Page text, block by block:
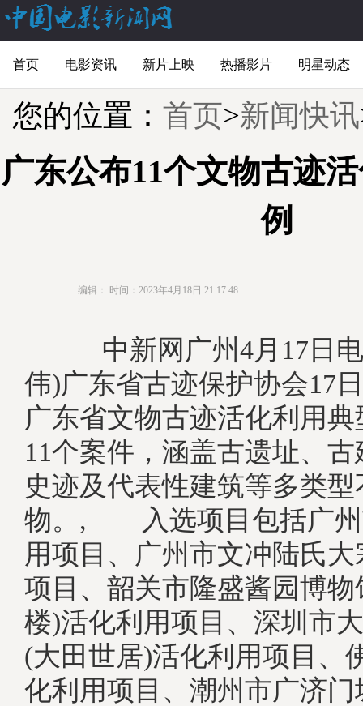
首页 电影资讯 新片上映 热播影片 明星动态
您的位置： 首页>新闻快讯
广东公布11个文物古迹
例
编辑： 时间：2023年4月18日 21:17:48
中新网广州4月17日电
伟)广东省古迹保护协会17
广东省文物古迹活化利用
11个案件，涵盖古遗址、
史迹及代表性建筑等多类
物。, 入选项目包括广州
用项目、广州市文冲陆氏
项目、韶关市隆盛酱园博
楼)活化利用项目、深圳市
(大田世居)活化利用项目、
化利用项目、潮州市广济